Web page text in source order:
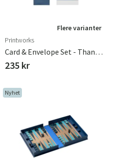
Flere varianter
Printworks
Card & Envelope Set - Thanks Blue
235 kr
Nyhet